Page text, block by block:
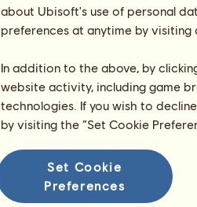
about Ubisoft's use of personal
preferences at anytime by
In addition to the above, by
website activity, including game
technologies. If you wish to
by visiting the “Set Cookie
Set Cookie
Preferences